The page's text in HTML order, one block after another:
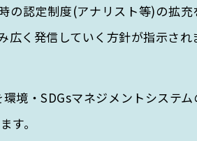
の認定制度(アナリスト等)の拡
広く発信していく方針が指示され
境・SDGsマネジメントシステ
す。